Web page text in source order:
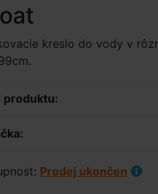
kreslo do vody v
produktu:
Prodej ukončen